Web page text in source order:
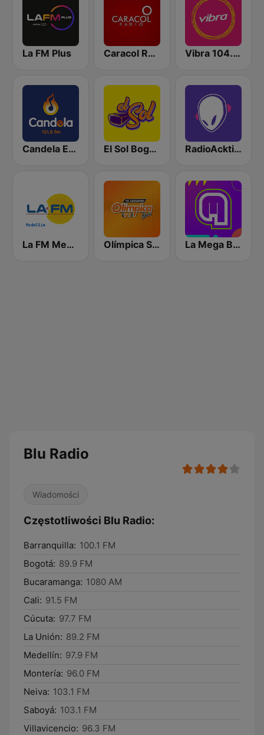
La FM Plus Caracol Radio Medellín Vibra 104.9 FM
Candela Estereo 101.9 FM El Sol Bogotá RadioAcktiva Bogotá
La FM Medellín Olímpica Stereo - Medellín 104.9 FM La Mega Bogotá
Blu Radio
Wiadomości
Częstotliwości Blu Radio:
Barranquilla: 100.1 FM
Bogotá: 89.9 FM
Bucaramanga: 1080 AM
Cali: 91.5 FM
Cúcuta: 97.7 FM
La Unión: 89.2 FM
Medellín: 97.9 FM
Montería: 96.0 FM
Neiva: 103.1 FM
Saboyá: 103.1 FM
Villavicencio: 96.3 FM